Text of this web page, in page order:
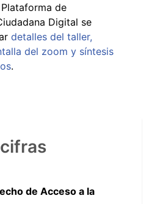
de
Digital se
detalles del taller,
del zoom y síntesis
.
de Acceso a la